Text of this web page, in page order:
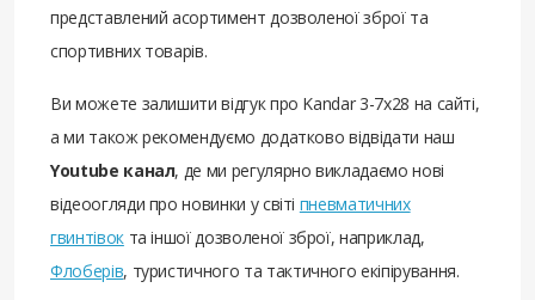
представлений асортимент дозволеної зброї та
спортивних товарів.
Ви можете залишити відгук про Kandar 3-7x28 на сайті,
а ми також рекомендуємо додатково відвідати наш
Youtube канал, де ми регулярно викладаємо нові
відеоогляди про новинки у світі пневматичних
гвинтівокта іншої дозволеної зброї, наприклад,
Флоберів, туристичного та тактичного екіпірування.